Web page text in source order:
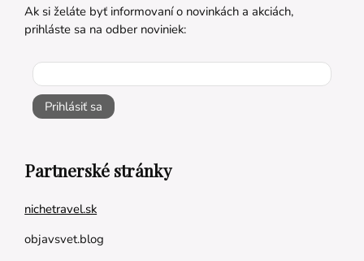
Ak si želáte byť informovaní o novinkách a akciách,
prihláste sa na odber noviniek:
Prihlásiť sa
Partnerské stránky
nichetravel.sk
objavsvet.blog